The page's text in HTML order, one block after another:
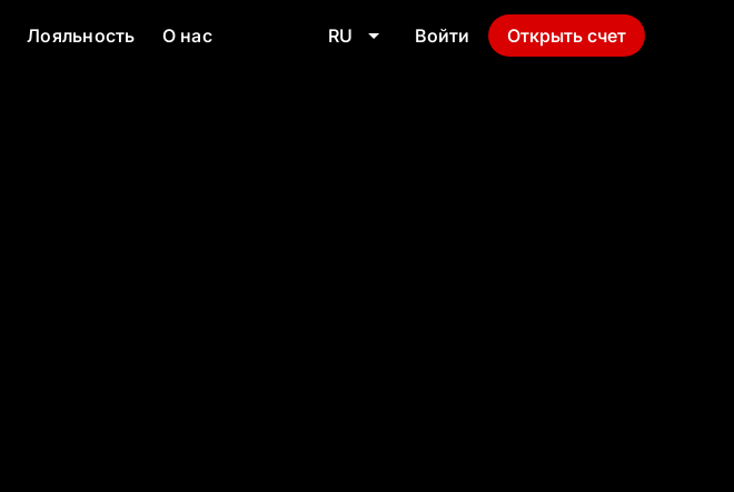
Лояльность О нас RU Войти Открыть счет